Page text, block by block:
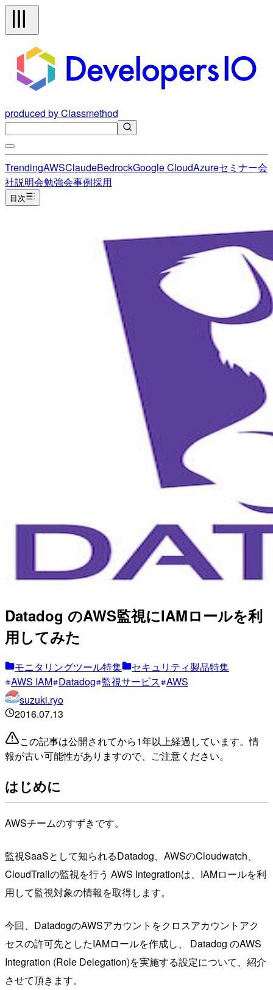
produced by Classmethod
TrendingAWSClaudeBedrockGoogle CloudAzureセミナー会
社説明会勉強会事例採用
目次
Datadog のAWS監視にIAMロールを利
用してみた
モニタリングツール特集
セキュリティ製品特集
AWS IAM Datadog 監視サービス AWS
suzuki.ryo
2016.07.13
この記事は公開されてから1年以上経過しています。情
報が古い可能性がありますので、ご注意ください。
はじめに
AWSチームのすずきです。
監視SaaSとして知られるDatadog、AWSのCloudwatch、
CloudTrailの監視を行う AWS Integrationは、IAMロールを利
用して監視対象の情報を取得します。
今回、DatadogのAWSアカウントをクロスアカウントアク
セスの許可先としたIAMロールを作成し、 Datadog のAWS
Integration (Role Delegation)を実施する設定について、紹介
させて頂きます。